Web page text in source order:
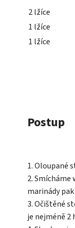
2 lžíce
1 lžíce
1 lžíce
Postup
1. Oloupané
2.
marinády
3. Očištěné
je nejméně